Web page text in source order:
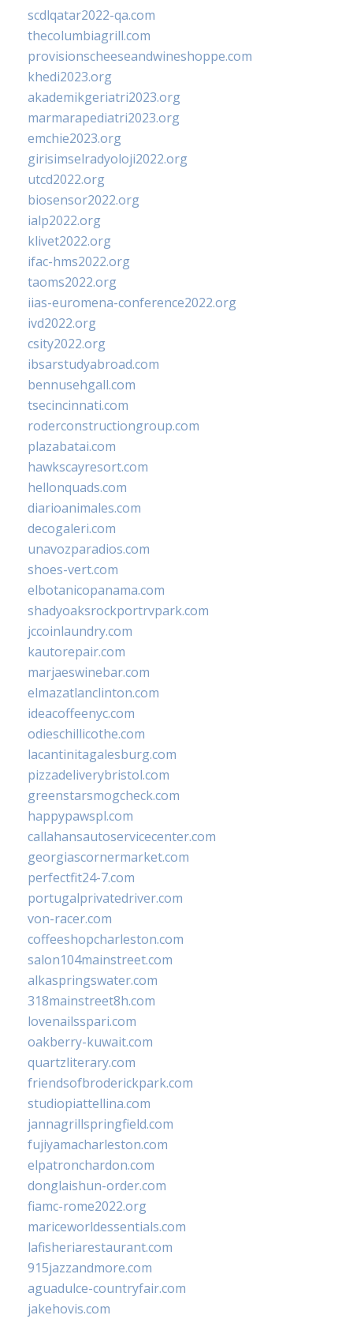
scdlqatar2022-qa.com
thecolumbiagrill.com
provisionscheeseandwineshoppe.com
khedi2023.org
akademikgeriatri2023.org
marmarapediatri2023.org
emchie2023.org
girisimselradyoloji2022.org
utcd2022.org
biosensor2022.org
ialp2022.org
klivet2022.org
ifac-hms2022.org
taoms2022.org
iias-euromena-conference2022.org
ivd2022.org
csity2022.org
ibsarstudyabroad.com
bennusehgall.com
tsecincinnati.com
roderconstructiongroup.com
plazabatai.com
hawkscayresort.com
hellonquads.com
diarioanimales.com
decogaleri.com
unavozparadios.com
shoes-vert.com
elbotanicopanama.com
shadyoaksrockportrvpark.com
jccoinlaundry.com
kautorepair.com
marjaeswinebar.com
elmazatlanclinton.com
ideacoffeenyc.com
odieschillicothe.com
lacantinitagalesburg.com
pizzadeliverybristol.com
greenstarsmogcheck.com
happypawspl.com
callahansautoservicecenter.com
georgiascornermarket.com
perfectfit24-7.com
portugalprivatedriver.com
von-racer.com
coffeeshopcharleston.com
salon104mainstreet.com
alkaspringswater.com
318mainstreet8h.com
lovenailsspari.com
oakberry-kuwait.com
quartzliterary.com
friendsofbroderickpark.com
studiopiattellina.com
jannagrillspringfield.com
fujiyamacharleston.com
elpatronchardon.com
donglaishun-order.com
fiamc-rome2022.org
mariceworldessentials.com
lafisheriarestaurant.com
915jazzandmore.com
aguadulce-countryfair.com
jakehovis.com